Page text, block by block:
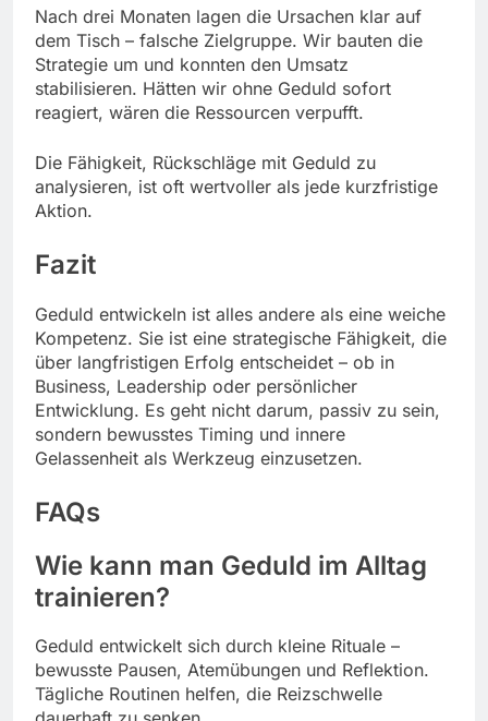
Nach drei Monaten lagen die Ursachen klar auf
dem Tisch – falsche Zielgruppe. Wir bauten die
Strategie um und konnten den Umsatz
stabilisieren. Hätten wir ohne Geduld sofort
reagiert, wären die Ressourcen verpufft.
Die Fähigkeit, Rückschläge mit Geduld zu
analysieren, ist oft wertvoller als jede kurzfristige
Aktion.
Fazit
Geduld entwickeln ist alles andere als eine weiche
Kompetenz. Sie ist eine strategische Fähigkeit, die
über langfristigen Erfolg entscheidet – ob in
Business, Leadership oder persönlicher
Entwicklung. Es geht nicht darum, passiv zu sein,
sondern bewusstes Timing und innere
Gelassenheit als Werkzeug einzusetzen.
FAQs
Wie kann man Geduld im Alltag
trainieren?
Geduld entwickelt sich durch kleine Rituale –
bewusste Pausen, Atemübungen und Reflektion.
Tägliche Routinen helfen, die Reizschwelle